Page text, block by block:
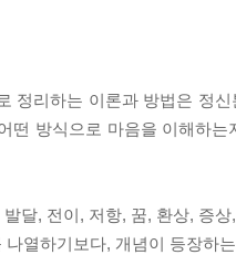
정리하는 이론과 방법은 정
떤 방식으로 마음을 이해하
달, 전이, 저항, 꿈, 환상, 증
열하기보다, 개념이 등장하